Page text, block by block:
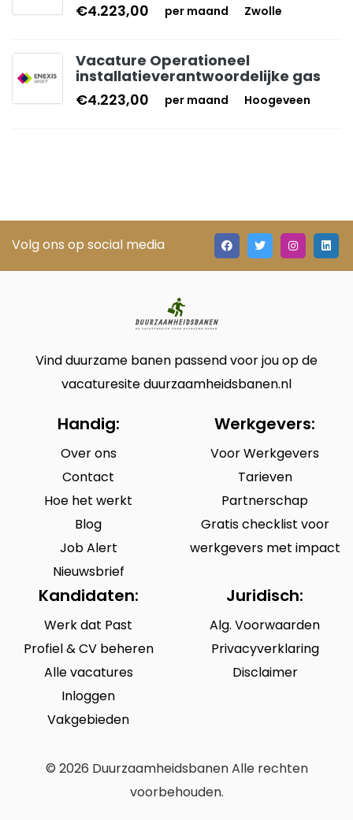
€4.223,00
per maand Zwolle
Vacature Operationeel
installatieverantwoordelijke gas
€4.223,00
per maand Hoogeveen
Volg ons op social media
Vind duurzame banen passend voor jou op de
vacaturesite duurzaamheidsbanen.nl
Handig:
Over ons
Contact
Hoe het werkt
Blog
Job Alert
Nieuwsbrief
Werkgevers:
Voor Werkgevers
Tarieven
Partnerschap
Gratis checklist voor
werkgevers met impact
Kandidaten:
Werk dat Past
Profiel & CV beheren
Alle vacatures
Inloggen
Vakgebieden
Juridisch:
Alg. Voorwaarden
Privacyverklaring
Disclaimer
© 2026 Duurzaamheidsbanen Alle rechten
voorbehouden.